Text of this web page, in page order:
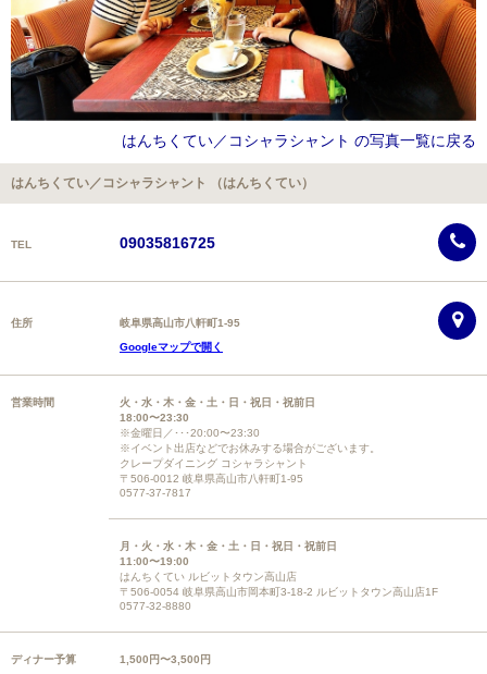
はんちくてい／コシャラシャント の写真一覧に戻る
はんちくてい／コシャラシャント （はんちくてい）
TEL 09035816725
住所
岐阜県高山市八軒町1-95
Googleマップで開く
営業時間
火・水・木・金・土・日・祝日・祝前日
18:00〜23:30
※金曜日／･･･20:00〜23:30
※イベント出店などでお休みする場合がございます。
クレープダイニング コシャラシャント
〒506-0012 岐阜県高山市八軒町1-95
0577-37-7817
月・火・水・木・金・土・日・祝日・祝前日
11:00〜19:00
はんちくてい ルビットタウン高山店
〒506-0054 岐阜県高山市岡本町3-18-2 ルビットタウン高山店1F
0577-32-8880
ディナー予算 1,500円〜3,500円